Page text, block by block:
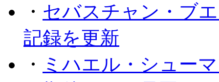
・ セバスチャン・ブ
記録を更新
・ ミハエル・シュー